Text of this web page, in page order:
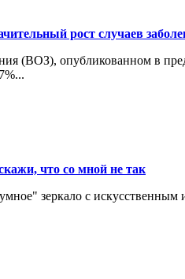
рост случаев
(ВОЗ), опубликованном в
что со мной не так
зеркало с